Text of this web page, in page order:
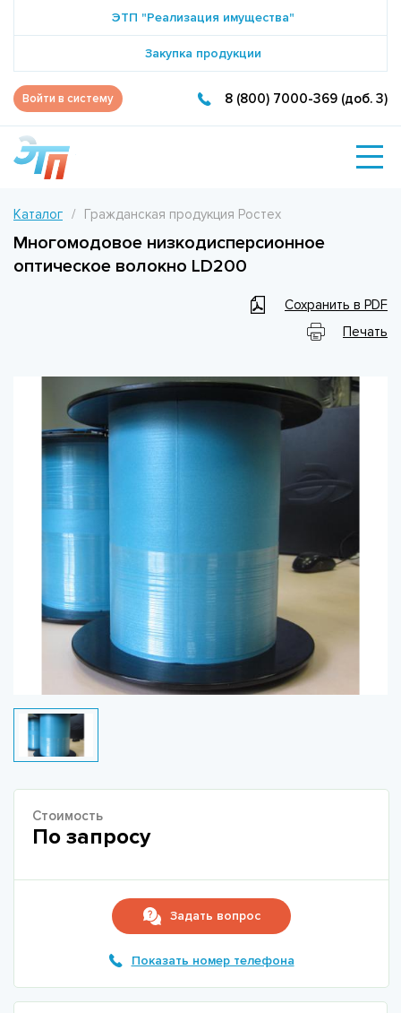
ЭТП "Реализация имущества"
Закупка продукции
Войти в систему 8 (800) 7000-369 (доб. 3)
Каталог Гражданская продукция Ростех
Многомодовое низкодисперсионное
оптическое волокно LD200
Сохранить в PDF
Печать
Стоимость
По запросу
Задать вопрос
Показать номер телефона